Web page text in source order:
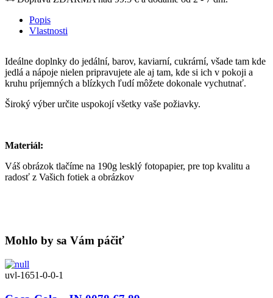
Popis
Vlastnosti
Ideálne doplnky do jedální, barov, kaviarní, cukrární, všade tam kde
jedlá a nápoje nielen pripravujete ale aj tam, kde si ich v pokoji a
kruhu príjemných a blízkych ľudí môžete dokonale vychutnať.
Široký výber určite uspokojí všetky vaše požiavky.
Materiál:
Váš obrázok tlačíme na 190g lesklý fotopapier, pre top kvalitu a
radosť z Vašich fotiek a obrázkov
Mohlo by sa Vám páčiť
uvl-1651-0-0-1